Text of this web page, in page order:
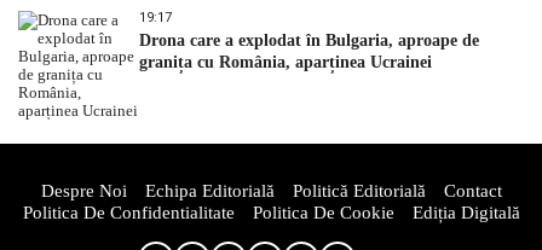
19:17
Drona care a explodat în Bulgaria, aproape de
granița cu România, aparținea Ucrainei
Despre Noi Echipa Editorială Politică Editorială
Contact
Politica De Confidentialitate
Politica De Cookie Ediția Digitală